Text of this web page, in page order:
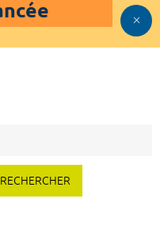
RECHERCHER